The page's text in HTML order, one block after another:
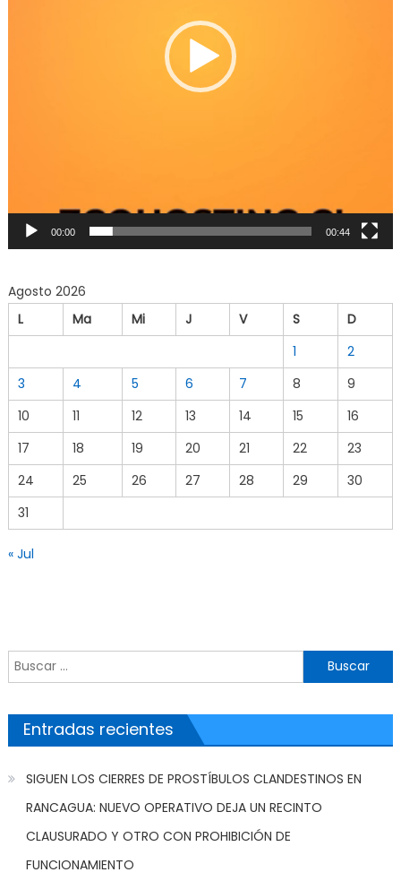
00:00 00:44
Agosto 2026
L
Ma Mi J V S
D
1
2
3
4 5 6 7 8
9
10
11 12 13 14 15
16
17
18 19 20 21 22
23
24
25 26 27 28 29
30
31
« Jul
Buscar por:
Entradas recientes
SIGUEN LOS CIERRES DE PROSTÍBULOS CLANDESTINOS EN
RANCAGUA: NUEVO OPERATIVO DEJA UN RECINTO
CLAUSURADO Y OTRO CON PROHIBICIÓN DE
FUNCIONAMIENTO